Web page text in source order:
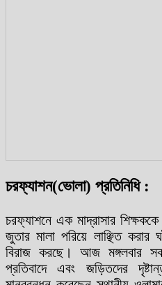
চরফ্যাশন(ভোলা) প্রতিনিধি :
চরফ্যাশনে এক মাদ্রাসার
জুতার মালা পরিয়ে লাঞ্ছিত
বিরাজ করছে। আজ মঙ্গলবার
প্রতিবাদে এবং জড়িতদের